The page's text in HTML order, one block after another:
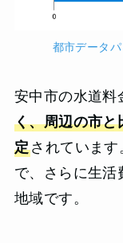
都市データパ
安中市の水道料
く、周辺の市と
定されていま
で、さらに生活
地域です。